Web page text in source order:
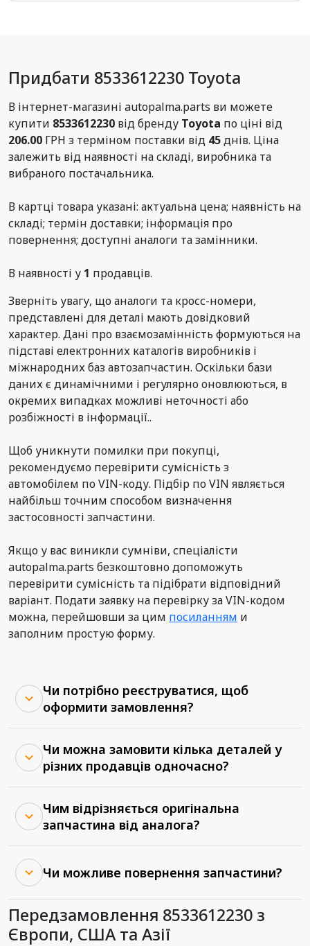
Придбати 8533612230 Toyota
В інтернет-магазині autopalma.parts ви можете
купити 8533612230 від бренду Toyota по ціні від
206.00 ГРН з терміном поставки від 45днів. Ціна
залежить від наявності на складі, виробника та
вибраного постачальника.
В картці товара указані: актуальна цена; наявність на
складі; термін доставки; інформація про
повернення; доступні аналоги та замінники.
В наявності у 1 продавців.
Зверніть увагу, що аналоги та кросс-номери,
представлені для деталі мають довідковий
характер. Дані про взаємозамінність формуються на
підставі електронних каталогів виробників і
міжнародних баз автозапчастин. Оскільки бази
даних є динамічними і регулярно оновлюються, в
окремих випадках можливі неточності або
розбіжності в інформації..
Щоб уникнути помилки при покупці,
рекомендуємо перевірити сумісність з
автомобілем по VIN-коду. Підбір по VIN являється
найбільш точним способом визначення
застосовності запчастини.
Якщо у вас виникли сумніви, спеціалісти
autopalma.parts безкоштовно допоможуть
перевірити сумісність та підібрати відповідний
варіант. Подати заявку на перевірку за VIN-кодом
можна, перейшовши за цим посиланням и
заполним простую форму.
Чи потрібно реєструватися, щоб
оформити замовлення?
Чи можна замовити кілька деталей у
різних продавців одночасно?
Чим відрізняється оригінальна
запчастина від аналога?
Чи можливе повернення запчастини?
Передзамовлення 8533612230 з
Європи, США та Азії